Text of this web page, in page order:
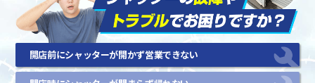
開店前にシャッターが開かず営業できない